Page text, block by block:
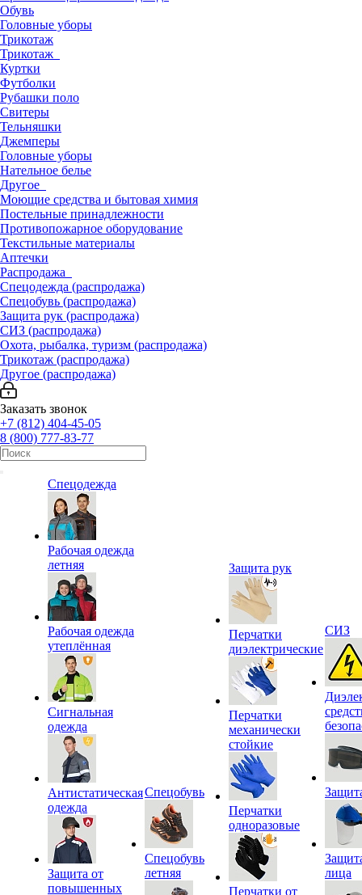
Обувь
Головные уборы
Трикотаж
Трикотаж
Куртки
Футболки
Рубашки поло
Свитеры
Тельняшки
Джемперы
Головные уборы
Нательное белье
Другое
Моющие средства и бытовая химия
Постельные принадлежности
Противопожарное оборудование
Текстильные материалы
Аптечки
Распродажа
Спецодежда (распродажа)
Спецобувь (распродажа)
Защита рук (распродажа)
СИЗ (распродажа)
Охота, рыбалка, туризм (распродажа)
Трикотаж (распродажа)
Другое (распродажа)
Заказать звонок
+7 (812) 404-45-05
8 (800) 777-83-77
Спецодежда
Рабочая одежда
летняя
Рабочая одежда
утеплённая
Сигнальная
одежда
Антистатическая
одежда
Защита от
повышенных
Спецобувь
Спецобувь
летняя
Защита рук
Перчатки
диэлектрические
Перчатки
механически
стойкие
Перчатки
одноразовые
Перчатки от
СИЗ
лица